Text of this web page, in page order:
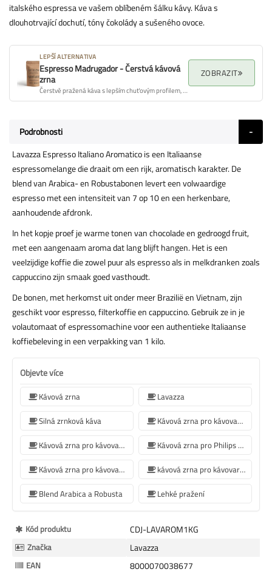
italského espressa ve vašem oblíbeném šálku kávy. Káva s
dlouhotrvající dochutí, tóny čokolády a sušeného ovoce.
LEPŠÍ ALTERNATIVA
Espresso Madrugador - Čerstvá kávová
zrna
Čerstvě pražená káva s lepším chuťovým profilem, aroma a celkovou kvalitou.
ZOBRAZIT
Podrobnosti
Lavazza Espresso Italiano Aromatico is een Italiaanse
espressomelange die draait om een rijk, aromatisch karakter. De
blend van Arabica- en Robustabonen levert een volwaardige
espresso met een intensiteit van 7 op 10 en een herkenbare,
aanhoudende afdronk.
In het kopje proef je warme tonen van chocolade en gedroogd fruit,
met een aangenaam aroma dat lang blijft hangen. Het is een
veelzijdige koffie die zowel puur als espresso als in melkdranken zoals
cappuccino zijn smaak goed vasthoudt.
De bonen, met herkomst uit onder meer Brazilië en Vietnam, zijn
geschikt voor espresso, filterkoffie en cappuccino. Gebruik ze in je
volautomaat of espressomachine voor een authentieke Italiaanse
koffiebeleving in een verpakking van 1 kilo.
Objevte více
Kávová zrna
Lavazza
Silná zrnková káva
Kávová zrna pro kávovar Jura
Kávová zrna pro kávovar De'Longhi
Kávová zrna pro Philips kávovar
Kávová zrna pro kávovar Krups
kávová zrna pro kávovar Siemens
Blend Arabica a Robusta
Lehké pražení
Více
informací
Kód produktu CDJ-LAVAROM1KG
Značka Lavazza
EAN 8000070038677